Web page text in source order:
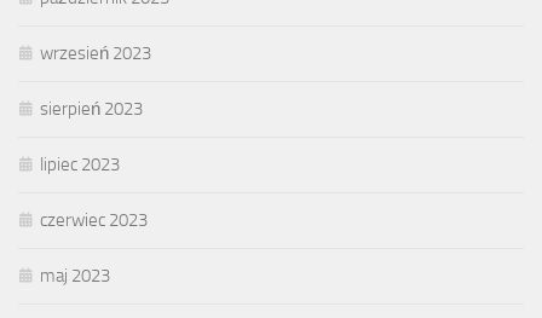
wrzesień 2023
sierpień 2023
lipiec 2023
czerwiec 2023
maj 2023